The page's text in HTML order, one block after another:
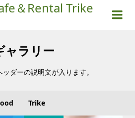
＆Rental Trike
ャラリー
ダーの説明文が入ります。
Trike